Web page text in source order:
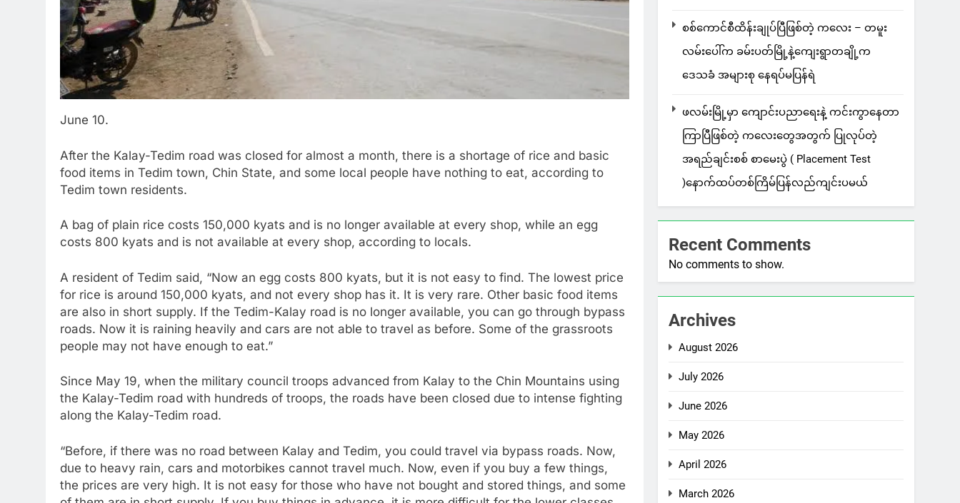
June 10.
After the Kalay-Tedim road was closed for almost a month, there is a shortage of rice and basic
food items in Tedim town, Chin State, and some local people have nothing to eat, according to
Tedim town residents.
A bag of plain rice costs 150,000 kyats and is no longer available at every shop, while an egg
costs 800 kyats and is not available at every shop, according to locals.
A resident of Tedim said, “Now an egg costs 800 kyats, but it is not easy to find. The lowest price
for rice is around 150,000 kyats, and not every shop has it. It is very rare. Other basic food items
are also in short supply. If the Tedim-Kalay road is no longer available, you can go through bypass
roads. Now it is raining heavily and cars are not able to travel as before. Some of the grassroots
people may not have enough to eat.”
Since May 19, when the military council troops advanced from Kalay to the Chin Mountains using
the Kalay-Tedim road with hundreds of troops, the roads have been closed due to intense fighting
along the Kalay-Tedim road.
“Before, if there was no road between Kalay and Tedim, you could travel via bypass roads. Now,
due to heavy rain, cars and motorbikes cannot travel much. Now, even if you buy a few things,
the prices are very high. It is not easy for those who have not bought and stored things, and some
စစ်ကောင်စီထိန်းချုပ်ပြီဖြစ်တဲ့ ကလေး – တမူး
လမ်းပေါ်က ခမ်းပတ်မြို့နဲ့ကျေးရွာတချို့က
ဒေသခံ အများစု နေရပ်မပြန်ရဲ
ဖလမ်းမြို့မှာ ကျောင်းပညာရေးနဲ့ ကင်းကွာနေတာ
ကြာပြီဖြစ်တဲ့ ကလေးတွေအတွက် ပြုလုပ်တဲ့
အရည်ချင်းစစ် စာမေးပွဲ ( Placement Test
)နောက်ထပ်တစ်ကြိမ်ပြန်လည်ကျင်းပမယ်
Recent Comments
No comments to show.
Archives
August 2026
July 2026
June 2026
May 2026
April 2026
March 2026